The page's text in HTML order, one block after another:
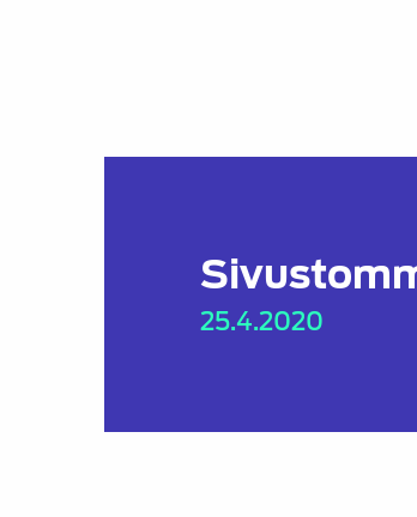
25.4.2020